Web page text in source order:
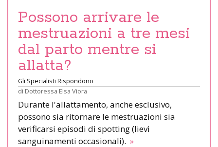
Possono arrivare le
mestruazioni a tre mesi
dal parto mentre si
allatta?
Gli Specialisti Rispondono
di Dottoressa Elsa Viora
Durante l'allattamento, anche esclusivo,
possono sia ritornare le mestruazioni sia
verificarsi episodi di spotting (lievi
sanguinamenti occasionali). »